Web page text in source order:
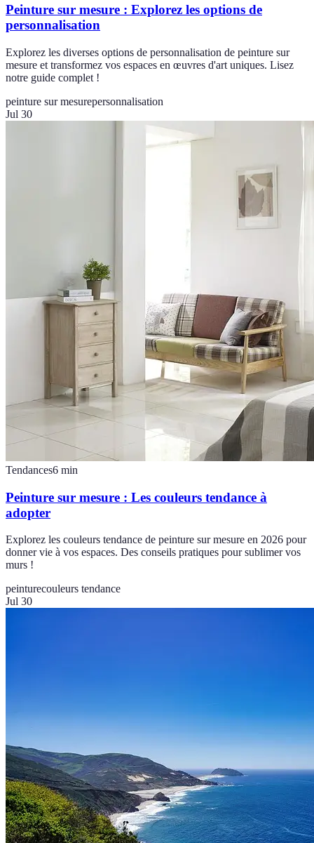
Peinture sur mesure : Explorez les options de
personnalisation
Explorez les diverses options de personnalisation de peinture sur
mesure et transformez vos espaces en œuvres d'art uniques. Lisez
notre guide complet !
peinture sur mesurepersonnalisation
Jul 30
Tendances6 min
Peinture sur mesure : Les couleurs tendance à
adopter
Explorez les couleurs tendance de peinture sur mesure en 2026 pour
donner vie à vos espaces. Des conseils pratiques pour sublimer vos
murs !
peinturecouleurs tendance
Jul 30